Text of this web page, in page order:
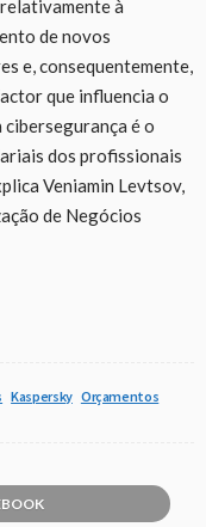
à
de novos
e, consequentemente,
que influencia o
é o
dos profissionais
Veniamin Levtsov,
de Negócios
Kaspersky Orçamentos